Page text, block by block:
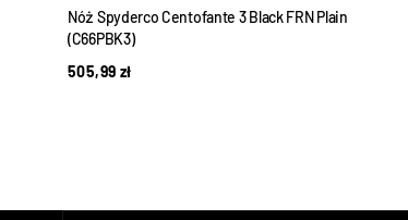
Nóż Spyderco Centofante 3 Black FRN Plain
(C66PBK3)
505,99 zł